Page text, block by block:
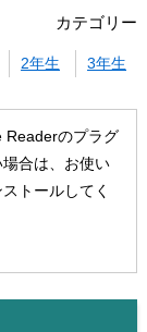
カテゴリー
2年生 3年生
Readerのプラグ
合は、お使い
トールしてく